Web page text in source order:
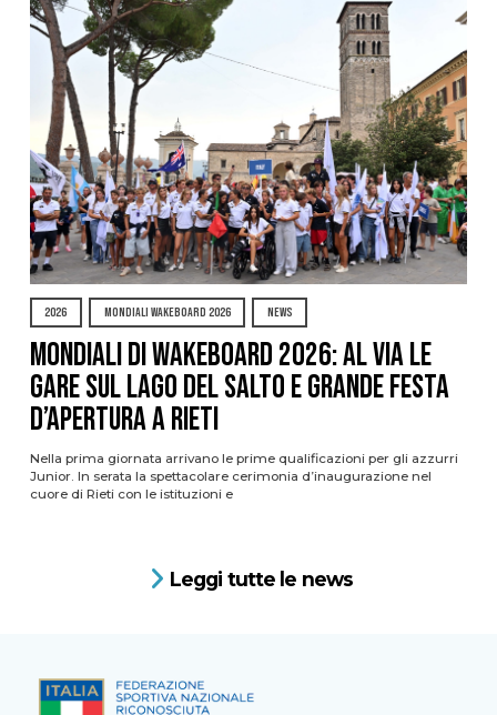
2026 MONDIALI WAKEBOARD 2026 NEWS
Mondiali di Wakeboard 2026: al via le
gare sul Lago del Salto e grande festa
d’apertura a Rieti
Nella prima giornata arrivano le prime qualificazioni per gli azzurri
Junior. In serata la spettacolare cerimonia d’inaugurazione nel
cuore di Rieti con le istituzioni e
Leggi tutte le news